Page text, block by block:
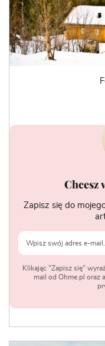
Chcesz
Zapisz się do
Klikając "Zapisz się"
mail od Ohme.pl oraz